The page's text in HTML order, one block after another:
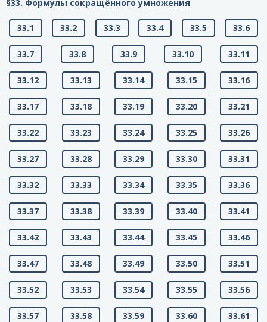
§33. Формулы сокращённого умножения
33.1 33.2 33.3 33.4 33.5 33.6
33.7 33.8 33.9 33.10 33.11
33.12 33.13 33.14 33.15 33.16
33.17 33.18 33.19 33.20 33.21
33.22 33.23 33.24 33.25 33.26
33.27 33.28 33.29 33.30 33.31
33.32 33.33 33.34 33.35 33.36
33.37 33.38 33.39 33.40 33.41
33.42 33.43 33.44 33.45 33.46
33.47 33.48 33.49 33.50 33.51
33.52 33.53 33.54 33.55 33.56
33.57 33.58 33.59 33.60 33.61